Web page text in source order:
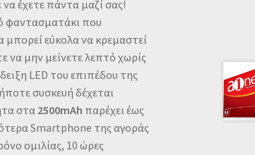
έχετε πάντα μαζί σας!
φαντασματάκι που
μπορεί εύκολα να κρεμαστεί
να μην μείνετε λεπτό χωρίς
LED του επιπέδου της
συσκευή δέχεται
στα 2500mAh παρέχει έως
Smartphone της αγοράς
ομιλίας, 10 ώρες